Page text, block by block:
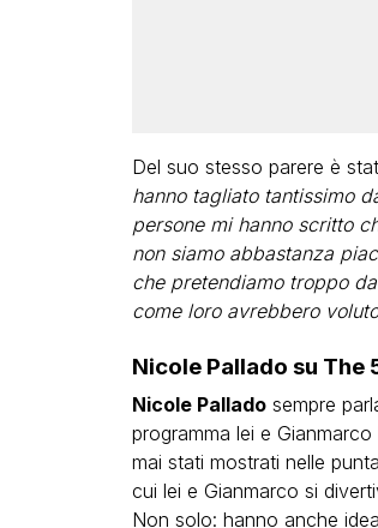
Del suo stesso parere è
hanno tagliato tantissimo
persone mi hanno scritto
non siamo abbastanza
che pretendiamo troppo
come loro avrebbero voluto
Nicole Pallado su The
Nicole Palladosempre
programma lei e
mai stati mostrati nelle
cui lei e Gianmarco si
Non solo: hanno anche